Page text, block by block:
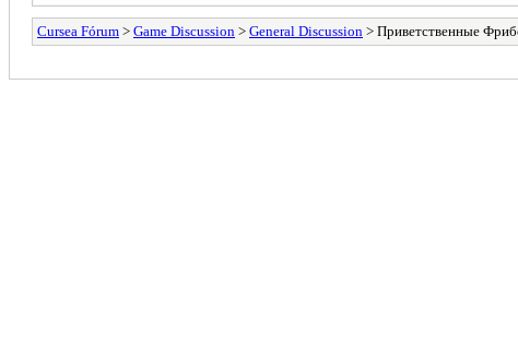
Cursea Fórum > Game Discussion > General Discussion > Приветственные